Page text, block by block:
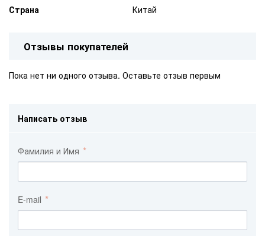
Страна
Китай
Отзывы покупателей
Пока нет ни одного отзыва. Оставьте отзыв первым
Написать отзыв
Фамилия и Имя
E-mail